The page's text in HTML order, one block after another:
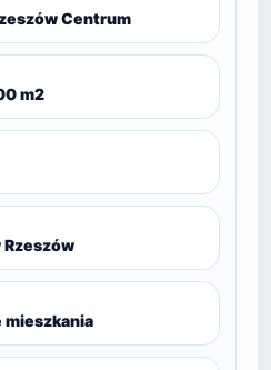
Centrum
m2
Rzeszów
mieszkania